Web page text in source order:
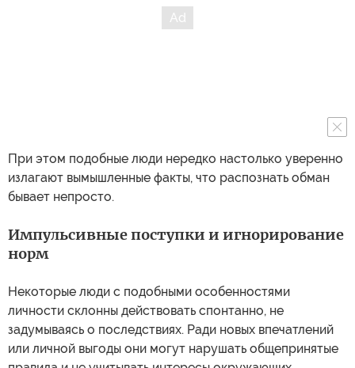
При этом подобные люди нередко настолько уверенно
излагают вымышленные факты, что распознать обман
бывает непросто.
Импульсивные поступки и игнорирование
норм
Некоторые люди с подобными особенностями
личности склонны действовать спонтанно, не
задумываясь о последствиях. Ради новых впечатлений
или личной выгоды они могут нарушать общепринятые